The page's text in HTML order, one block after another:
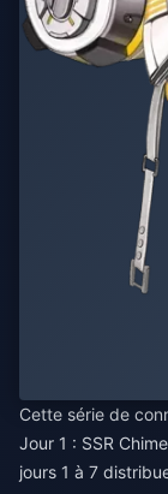
Cette série de
Jour 1 : SSR
jours 1 à 7